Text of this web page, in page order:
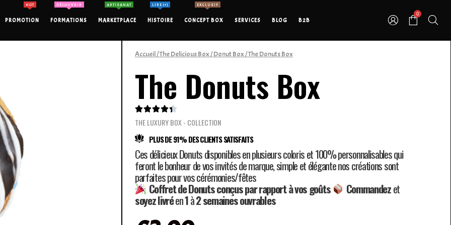
PROMOTION
HOT
FORMATIONS
DÉCOUVRIR
MARKETPLACE
ARTISANAT
HISTOIRE
LIRE (+)
CONCEPT BOX
EXCLUSIF
SERVICES BLOG B2B
0
Accueil/The Delicious Box/Donut Box/ The Donuts Box
The Donuts Box

THE LUXURY BOX - COLLECTION
PLUS DE 91% DES CLIENTS SATISFAITS
Ces délicieux Donuts disponibles en plusieurs coloris et 100% personnalisables qui
feront le bonheur de vos invités de marque, simple et élégante nos créations sont
parfaites pour vos cérémonies/fêtes
Coffret de Donuts conçus par rapport à vos goûts Commandezet
soyezlivréen1à2 semaines ouvrables